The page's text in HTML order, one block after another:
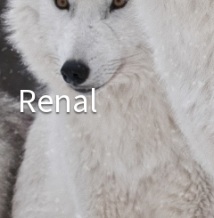
Renal